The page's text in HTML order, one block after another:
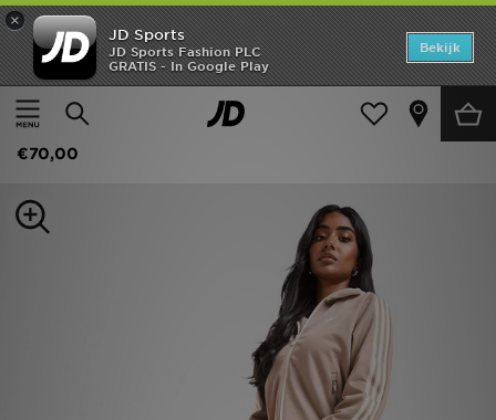
×
JD Sports
JD Sports Fashion PLC
GRATIS - In Google Play
Bekijk
Thuis
Dames Dameskleding Joggingbroeken
adidas Originals Classic Track Pants
€70,00
Home
Offers
Dames